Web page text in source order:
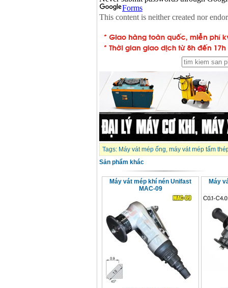
Tags: Máy vát mép ống, máy vát mép tấm
Sản phẩm khác
Máy vát mép khí nén Unifast
MAC-09
Máy